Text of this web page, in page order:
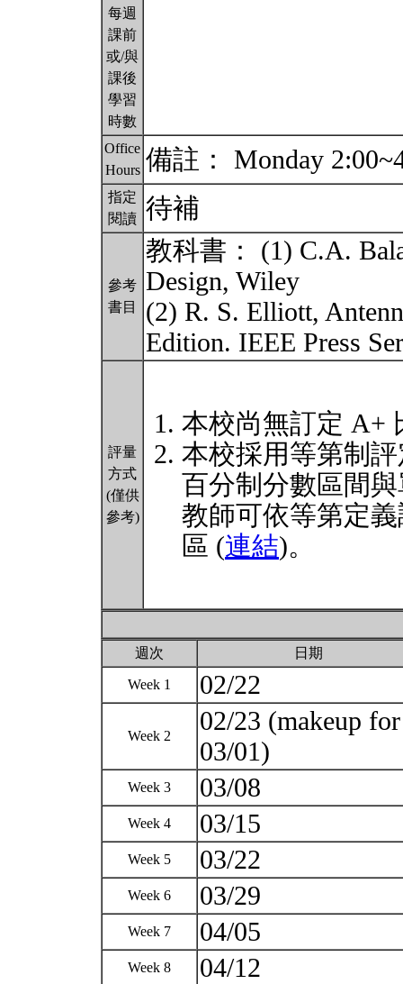
每週
課前
或/與
課後
學習
時數
Office
Hours 備註： Monday
指定
閱讀 待補
參考
書目
教科書： (1) C.A.
Design, Wiley
(2) R. S. Elliott,
Edition. IEEE Press
評量
方式
(僅供
參考)
本校尚無訂定 A+
本校採用等第制
百分制分數區間
教師可依等第定
區 (連結)。
週次 日期
Week 1 02/22
Week 2
02/23 (makeup for
03/01)
Week 3 03/08
Week 4 03/15
Week 5 03/22
Week 6 03/29
Week 7 04/05
Week 8 04/12